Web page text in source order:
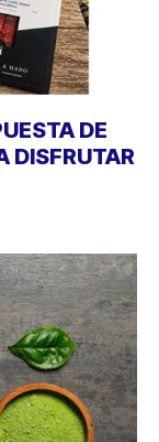
DE
DISFRUTAR